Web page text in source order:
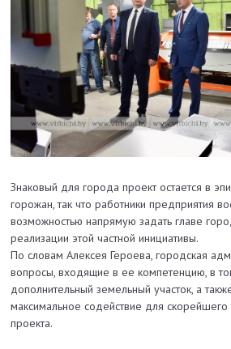
Знаковый для города проект остается в
горожан, так что работники предприятия
возможностью напрямую задать главе
реализации этой частной инициативы.
По словам Алексея Героева, городская
вопросы, входящие в ее компетенцию, в
дополнительный земельный участок, а
максимальное содействие для
проекта.